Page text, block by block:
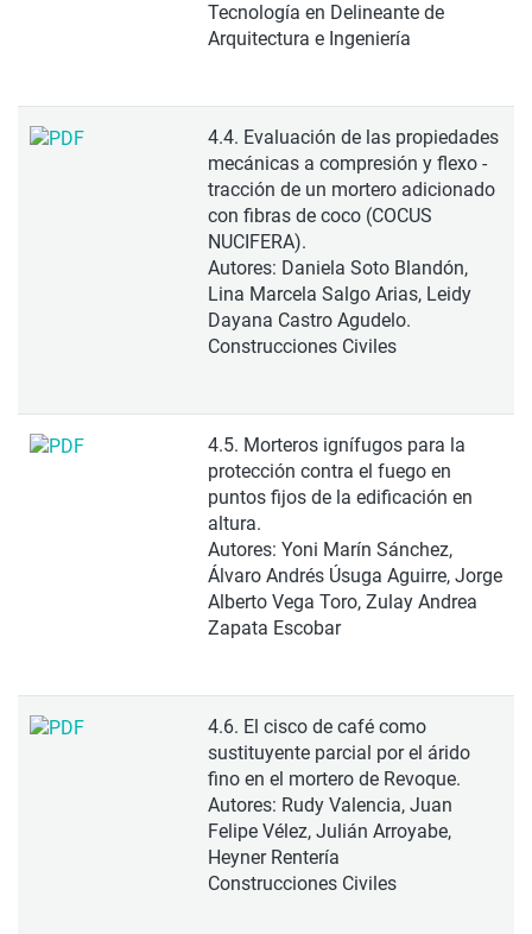
Tecnología en Delineante de
Arquitectura e Ingeniería
4.4. Evaluación de las propiedades
mecánicas a compresión y flexo -
tracción de un mortero adicionado
con fibras de coco (COCUS
NUCIFERA).
Autores: Daniela Soto Blandón,
Lina Marcela Salgo Arias, Leidy
Dayana Castro Agudelo.
Construcciones Civiles
4.5. Morteros ignífugos para la
protección contra el fuego en
puntos fijos de la edificación en
altura.
Autores: Yoni Marín Sánchez,
Álvaro Andrés Úsuga Aguirre, Jorge
Alberto Vega Toro, Zulay Andrea
Zapata Escobar
4.6. El cisco de café como
sustituyente parcial por el árido
fino en el mortero de Revoque.
Autores: Rudy Valencia, Juan
Felipe Vélez, Julián Arroyabe,
Heyner Rentería
Construcciones Civiles